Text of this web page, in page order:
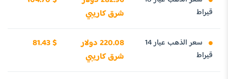
قيراط
شرق كاريبي
سعر الذهب عيار 14
قيراط
220.08 دولار
شرق كاريبي
81.43 $